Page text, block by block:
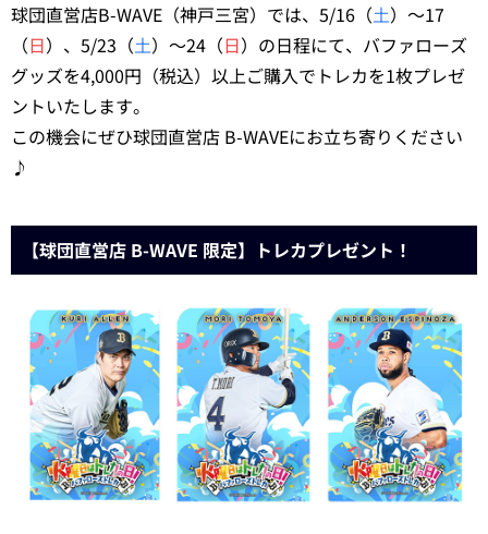
球団直営店B-WAVE（神戸三宮）では、5/16（土）～17
（日）、5/23（土）～24（日）の日程にて、バファローズ
グッズを4,000円（税込）以上ご購入でトレカを1枚プレゼ
ントいたします。
この機会にぜひ球団直営店 B-WAVEにお立ち寄りください
♪
【球団直営店 B-WAVE 限定】トレカプレゼント！